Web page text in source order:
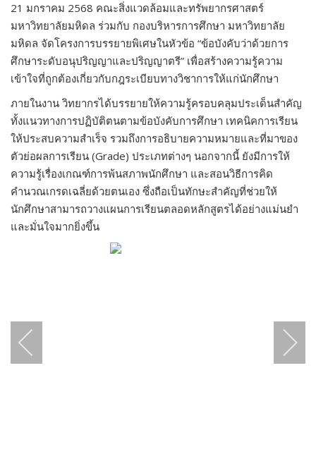
21 มกราคม 2568 คณะสิ่งแวดล้อมและทรัพยากรศาสตร์
มหาวิทยาลัยมหิดล ร่วมกับ กองบริหารการศึกษา มหาวิทยาลัย
มหิดล จัดโครงการบรรยายพิเศษในหัวข้อ “ข้อบังคับว่าด้วยการ
ศึกษาระดับอนุปริญญาและปริญญาตรี” เพื่อสร้างความรู้ความ
เข้าใจที่ถูกต้องเกี่ยวกับกฎระเบียบทางวิชาการให้แก่นักศึกษา
ภายในงาน วิทยากรได้บรรยายให้ความรู้ครอบคลุมประเด็นสำคัญ
ทั้งแนวทางการปฏิบัติตนตามข้อบังคับการศึกษา เทคนิคการเรียน
ให้ประสบความสำเร็จ รวมถึงการอธิบายความหมายและที่มาของ
ตัวย่อผลการเรียน (Grade) ประเภทต่างๆ นอกจากนี้ ยังมีการให้
ความรู้เรื่องเกณฑ์การพ้นสภาพนักศึกษา และสอนวิธีการคิด
คำนวณเกรดเฉลี่ยด้วยตนเอง ซึ่งถือเป็นทักษะสำคัญที่ช่วยให้
นักศึกษาสามารถวางแผนการเรียนตลอดหลักสูตรได้อย่างแม่นยำ
และมั่นใจมากยิ่งขึ้น